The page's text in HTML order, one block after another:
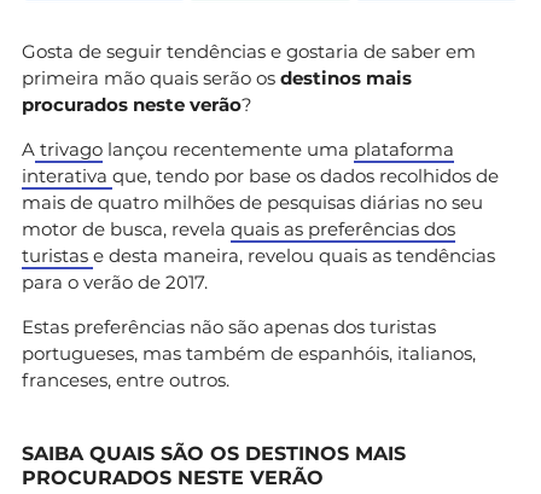
Gosta de seguir tendências e gostaria de saber em
primeira mão quais serão os destinos mais
procurados neste verão?
A trivago lançou recentemente uma plataforma
interativa que, tendo por base os dados recolhidos de
mais de quatro milhões de pesquisas diárias no seu
motor de busca, revela quais as preferências dos
turistas e desta maneira, revelou quais as tendências
para o verão de 2017.
Estas preferências não são apenas dos turistas
portugueses, mas também de espanhóis, italianos,
franceses, entre outros.
SAIBA QUAIS SÃO OS DESTINOS MAIS
PROCURADOS NESTE VERÃO